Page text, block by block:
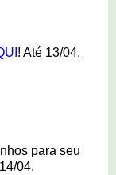
! Até 13/04.
para seu
04.